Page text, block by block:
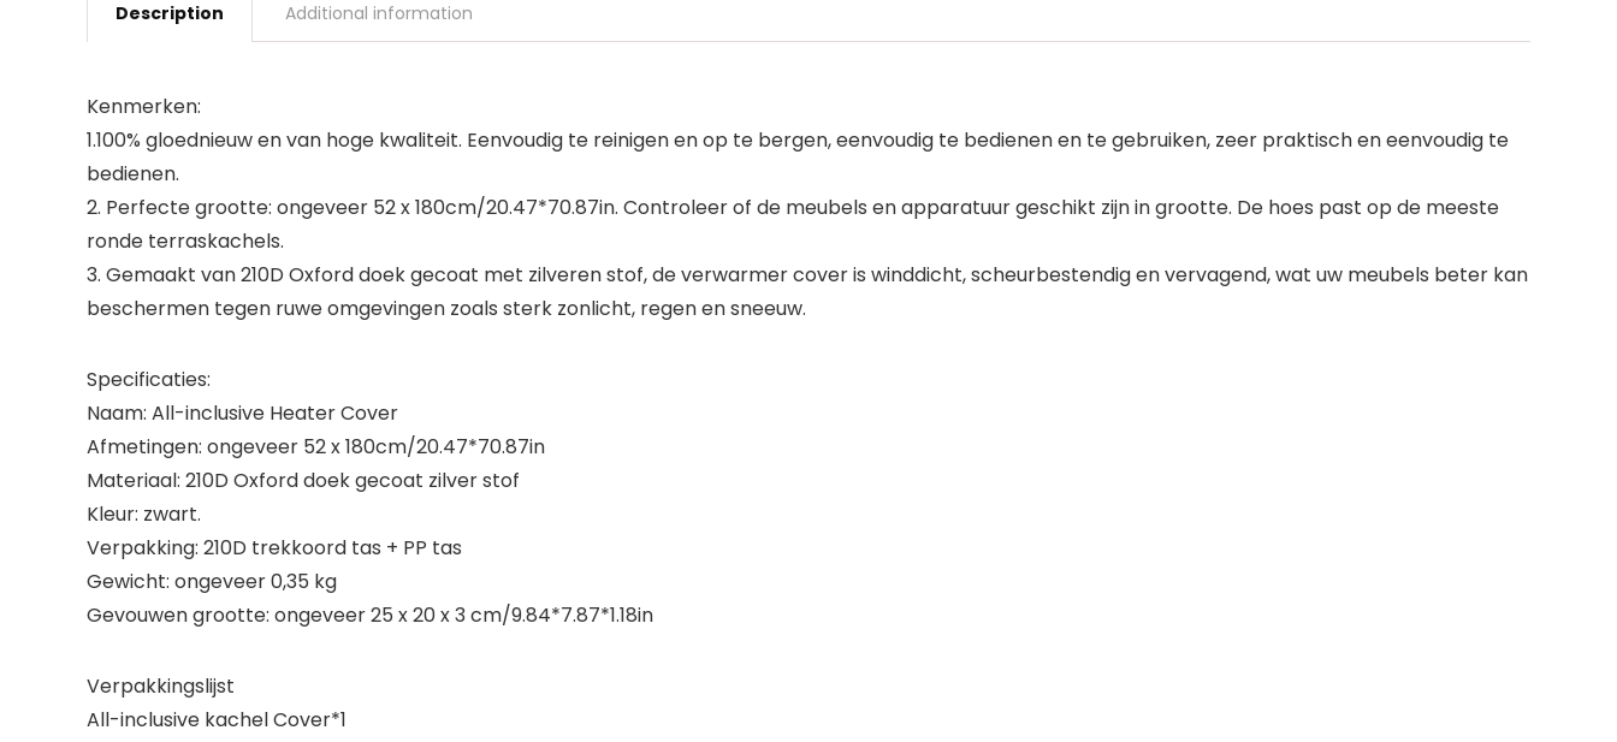
Description Additional information
Kenmerken:
1.100% gloednieuw en van hoge kwaliteit. Eenvoudig te reinigen en op te bergen, eenvoudig te bedienen en te gebruiken, zeer praktisch en eenvoudig te
bedienen.
2. Perfecte grootte: ongeveer 52 x 180cm/20.47*70.87in. Controleer of de meubels en apparatuur geschikt zijn in grootte. De hoes past op de meeste
ronde terraskachels.
3. Gemaakt van 210D Oxford doek gecoat met zilveren stof, de verwarmer cover is winddicht, scheurbestendig en vervagend, wat uw meubels beter kan
beschermen tegen ruwe omgevingen zoals sterk zonlicht, regen en sneeuw.
Specificaties:
Naam: All-inclusive Heater Cover
Afmetingen: ongeveer 52 x 180cm/20.47*70.87in
Materiaal: 210D Oxford doek gecoat zilver stof
Kleur: zwart.
Verpakking: 210D trekkoord tas + PP tas
Gewicht: ongeveer 0,35 kg
Gevouwen grootte: ongeveer 25 x 20 x 3 cm/9.84*7.87*1.18in
Verpakkingslijst
All-inclusive kachel Cover*1